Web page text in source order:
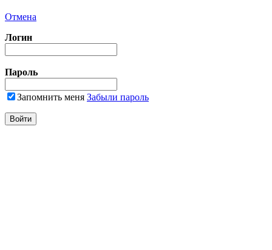
Отмена
Логин
Пароль
Запомнить меня Забыли пароль